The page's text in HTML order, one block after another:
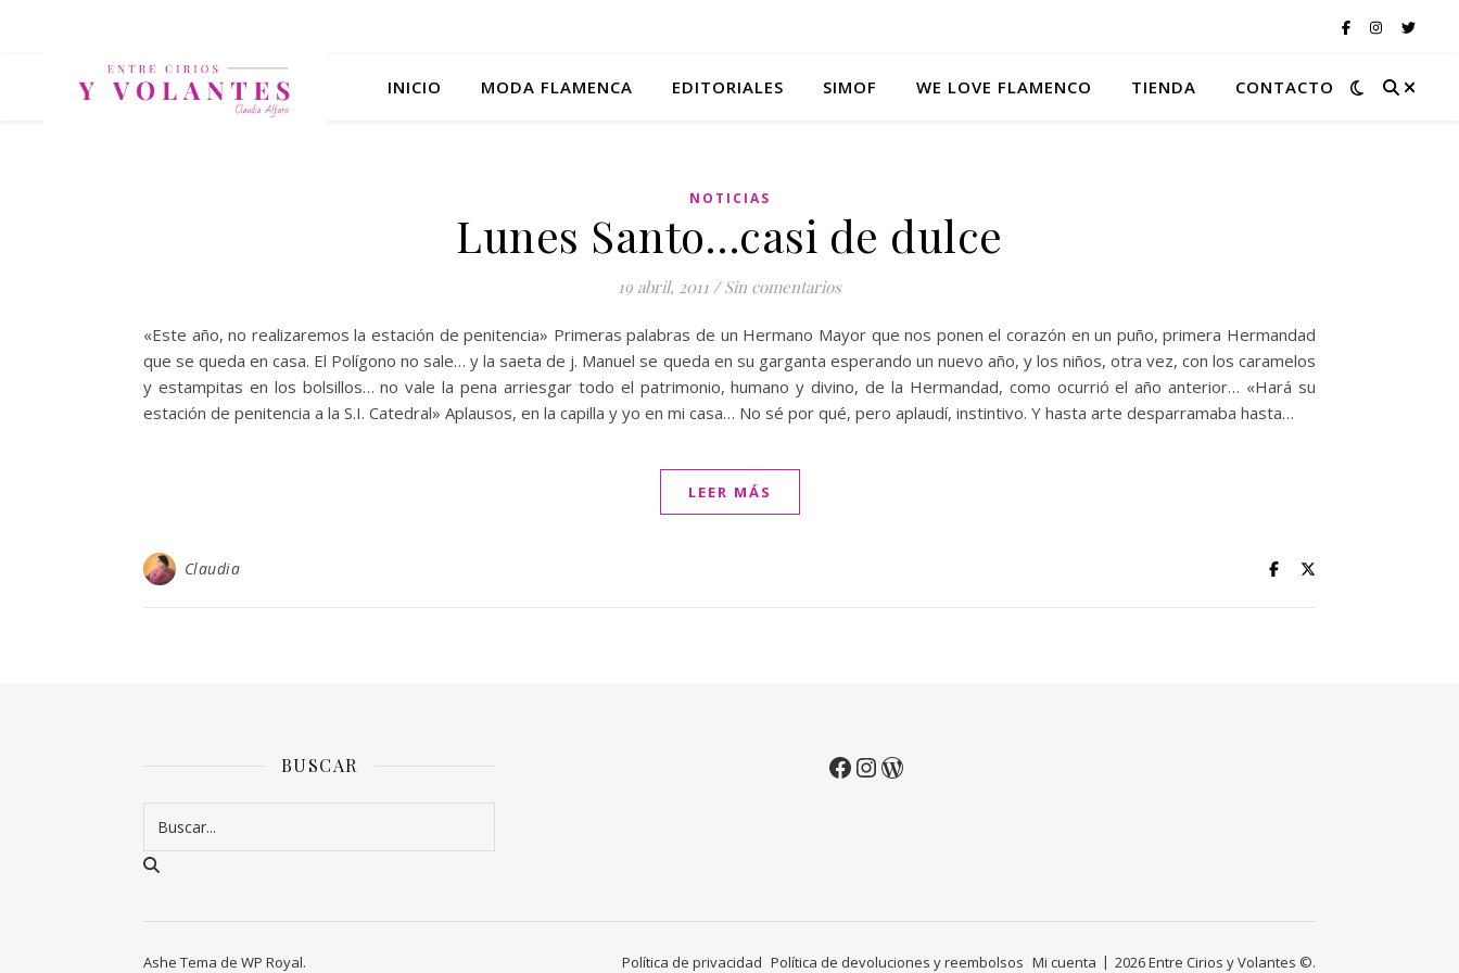
INICIO MODA FLAMENCA EDITORIALES SIMOF WE LOVE FLAMENCO TIENDA CONTACTO
NOTICIAS
Lunes Santo…casi de dulce
19 abril, 2011 / Sin comentarios
«Este año, no realizaremos la estación de penitencia» Primeras palabras de un Hermano Mayor que nos ponen el corazón en un puño, primera Hermandad
que se queda en casa. El Polígono no sale… y la saeta de j. Manuel se queda en su garganta esperando un nuevo año, y los niños, otra vez, con los caramelos
y estampitas en los bolsillos… no vale la pena arriesgar todo el patrimonio, humano y divino, de la Hermandad, como ocurrió el año anterior… «Hará su
estación de penitencia a la S.I. Catedral» Aplausos, en la capilla y yo en mi casa… No sé por qué, pero aplaudí, instintivo. Y hasta arte desparramaba hasta…
LEER MÁS
Claudia
BUSCAR
2026 Entre Cirios y Volantes ©.
Política de privacidad Política de devoluciones y reembolsos Mi cuenta
Ashe Tema de WP Royal.